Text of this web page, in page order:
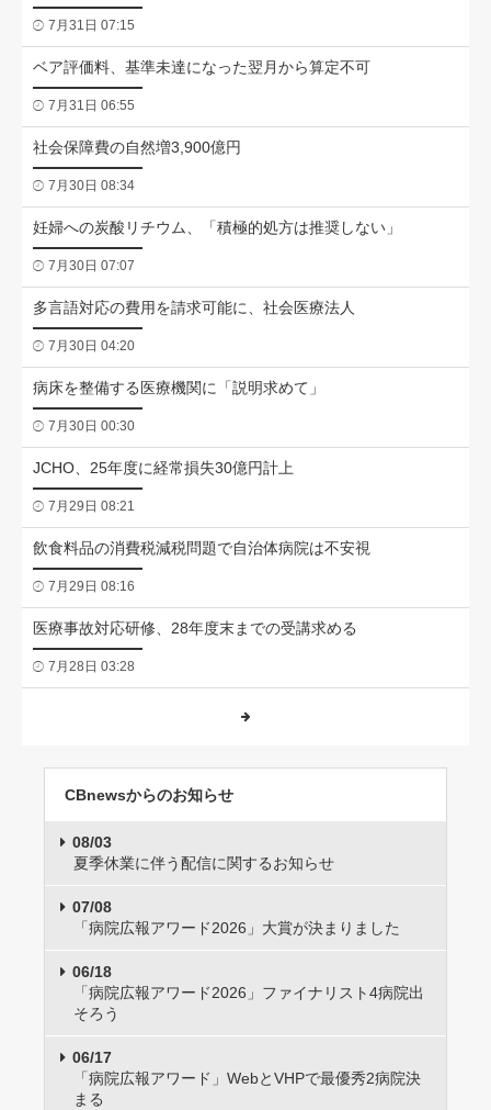
7月31日 07:15
ベア評価料、基準未達になった翌月から算定不可
7月31日 06:55
社会保障費の自然増3,900億円
7月30日 08:34
妊婦への炭酸リチウム、「積極的処方は推奨しない」
7月30日 07:07
多言語対応の費用を請求可能に、社会医療法人
7月30日 04:20
病床を整備する医療機関に「説明求めて」
7月30日 00:30
JCHO、25年度に経常損失30億円計上
7月29日 08:21
飲食料品の消費税減税問題で自治体病院は不安視
7月29日 08:16
医療事故対応研修、28年度末までの受講求める
7月28日 03:28
CBnewsからのお知らせ
08/03
夏季休業に伴う配信に関するお知らせ
07/08
「病院広報アワード2026」大賞が決まりました
06/18
「病院広報アワード2026」ファイナリスト4病院出
そろう
06/17
「病院広報アワード」WebとVHPで最優秀2病院決
まる